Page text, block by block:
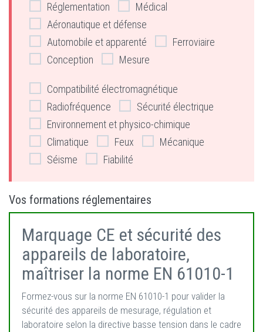
Réglementation
Médical
Aéronautique et défense
Automobile et apparenté
Ferroviaire
Conception
Mesure
Compatibilité électromagnétique
Radiofréquence
Sécurité électrique
Environnement et physico-chimique
Climatique
Feux
Mécanique
Séisme
Fiabilité
Vos formations réglementaires
Marquage CE et sécurité des
appareils de laboratoire,
maîtriser la norme EN 61010-1
Formez-vous sur la norme EN 61010-1 pour valider la
sécurité des appareils de mesurage, régulation et
laboratoire selon la directive basse tension dans le cadre